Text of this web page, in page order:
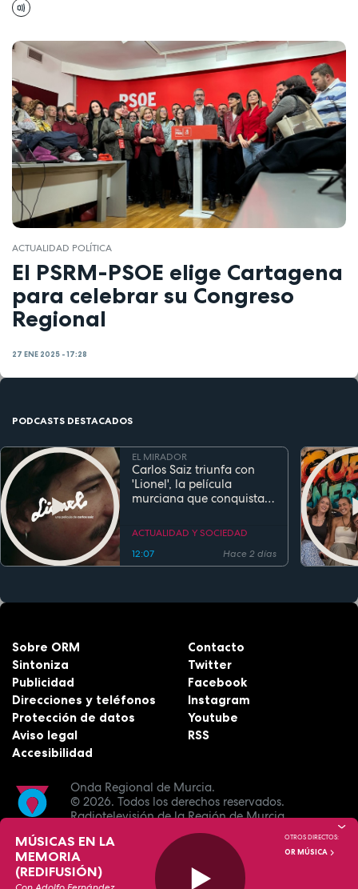
ACTUALIDAD POLÍTICA
El PSRM-PSOE elige Cartagena
para celebrar su Congreso
Regional
27 ENE 2025 - 17:28
PODCASTS DESTACADOS
EL MIRADOR
Carlos Saiz triunfa con
'Lionel', la película
murciana que conquista
estreno
ACTUALIDAD Y SOCIEDAD
12:07
Hace 2 días
Onda Regional de Murcia.
© 2026. Todos los derechos reservados.
Radiotelevisión de la Región de Murcia.
Sobre ORM
Sintoniza
Publicidad
Direcciones y teléfonos
Protección de datos
Aviso legal
Accesibilidad
Contacto
Twitter
Facebook
Instagram
Youtube
RSS
MÚSICAS EN LA
MEMORIA
(REDIFUSIÓN)
OTROS DIRECTOS:
OR MÚSICA